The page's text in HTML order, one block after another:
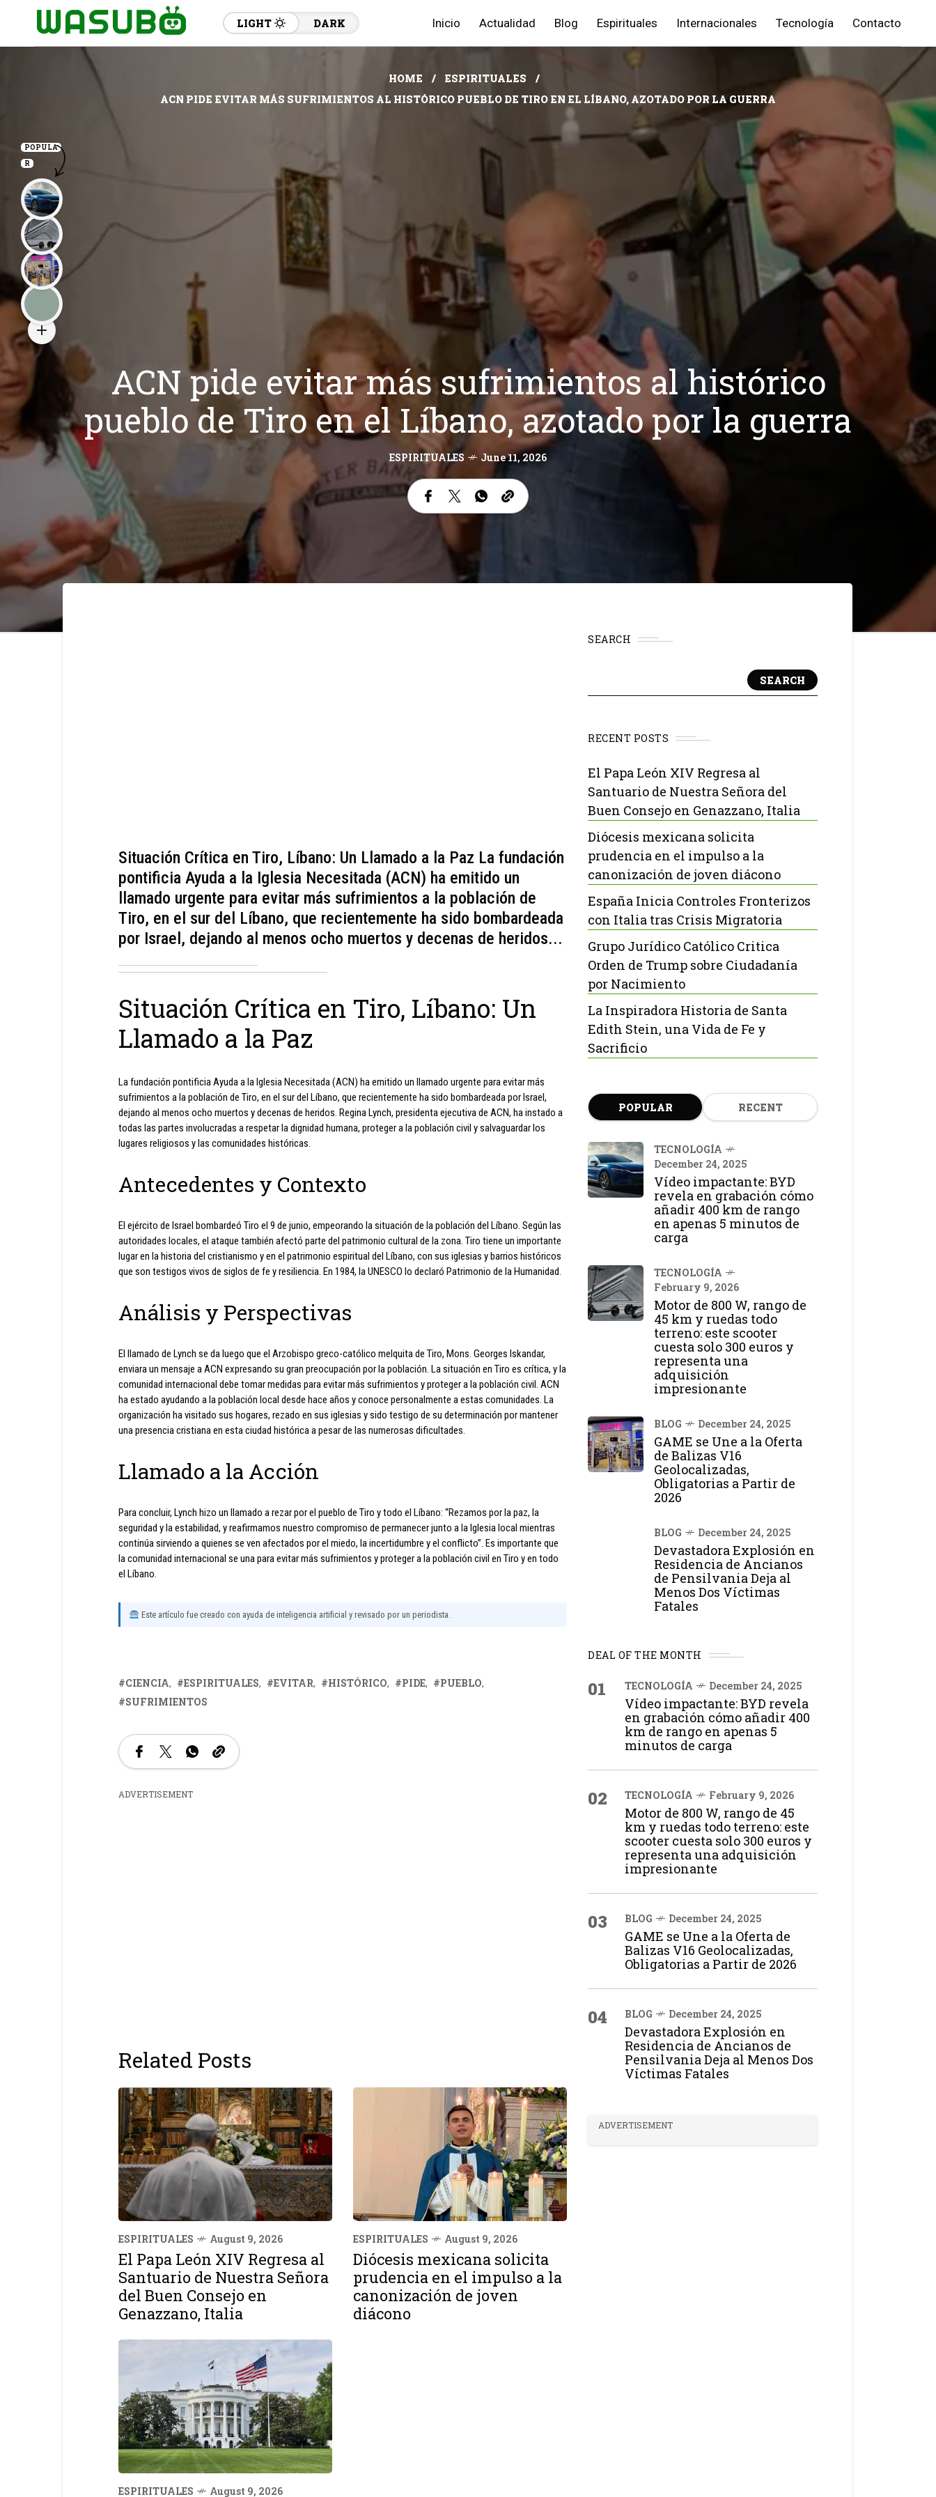
LIGHT DARK Inicio Actualidad Blog Espirituales Internacionales Tecnología Contacto
HOME
ESPIRITUALES
ACN PIDE EVITAR MÁS SUFRIMIENTOS AL HISTÓRICO PUEBLO DE TIRO EN EL LÍBANO, AZOTADO POR LA GUERRA
ACN pide evitar más sufrimientos al histórico
pueblo de Tiro en el Líbano, azotado por la guerra
ESPIRITUALES June 11, 2026
Situación Crítica en Tiro, Líbano: Un Llamado a la Paz La fundación
pontificia Ayuda a la Iglesia Necesitada (ACN) ha emitido un
llamado urgente para evitar más sufrimientos a la población de
Tiro, en el sur del Líbano, que recientemente ha sido bombardeada
por Israel, dejando al menos ocho muertos y decenas de heridos...
Situación Crítica en Tiro, Líbano: Un
Llamado a la Paz
La fundación pontificia Ayuda a la Iglesia Necesitada (ACN) ha emitido un llamado urgente para evitar más
sufrimientos a la población de Tiro, en el sur del Líbano, que recientemente ha sido bombardeada por Israel,
dejando al menos ocho muertos y decenas de heridos. Regina Lynch, presidenta ejecutiva de ACN, ha instado a
todas las partes involucradas a respetar la dignidad humana, proteger a la población civil y salvaguardar los
lugares religiosos y las comunidades históricas.
Antecedentes y Contexto
El ejército de Israel bombardeó Tiro el 9 de junio, empeorando la situación de la población del Líbano. Según las
autoridades locales, el ataque también afectó parte del patrimonio cultural de la zona. Tiro tiene un importante
lugar en la historia del cristianismo y en el patrimonio espiritual del Líbano, con sus iglesias y barrios históricos
que son testigos vivos de siglos de fe y resiliencia. En 1984, la UNESCO lo declaró Patrimonio de la Humanidad.
Análisis y Perspectivas
El llamado de Lynch se da luego que el Arzobispo greco-católico melquita de Tiro, Mons. Georges Iskandar,
enviara un mensaje a ACN expresando su gran preocupación por la población. La situación en Tiro es crítica, y la
comunidad internacional debe tomar medidas para evitar más sufrimientos y proteger a la población civil. ACN
ha estado ayudando a la población local desde hace años y conoce personalmente a estas comunidades. La
organización ha visitado sus hogares, rezado en sus iglesias y sido testigo de su determinación por mantener
una presencia cristiana en esta ciudad histórica a pesar de las numerosas dificultades.
Llamado a la Acción
Para concluir, Lynch hizo un llamado a rezar por el pueblo de Tiro y todo el Líbano: “Rezamos por la paz, la
seguridad y la estabilidad, y reafirmamos nuestro compromiso de permanecer junto a la Iglesia local mientras
continúa sirviendo a quienes se ven afectados por el miedo, la incertidumbre y el conflicto”. Es importante que
la comunidad internacional se una para evitar más sufrimientos y proteger a la población civil en Tiro y en todo
el Líbano.
Este artículo fue creado con ayuda de inteligencia artificial y revisado por un periodista.
CIENCIA ESPIRITUALES EVITAR HISTÓRICO PIDE
PUEBLO
SUFRIMIENTOS
ADVERTISEMENT
Related Posts
ESPIRITUALES August 9, 2026
El Papa León XIV Regresa al
Santuario de Nuestra Señora
del Buen Consejo en
Genazzano, Italia
ESPIRITUALES August 9, 2026
Diócesis mexicana solicita
prudencia en el impulso a la
canonización de joven
diácono
ESPIRITUALES August 9, 2026
SEARCH
SEARCH
RECENT POSTS
El Papa León XIV Regresa al
Santuario de Nuestra Señora del
Buen Consejo en Genazzano, Italia
Diócesis mexicana solicita
prudencia en el impulso a la
canonización de joven diácono
España Inicia Controles Fronterizos
con Italia tras Crisis Migratoria
Grupo Jurídico Católico Critica
Orden de Trump sobre Ciudadanía
por Nacimiento
La Inspiradora Historia de Santa
Edith Stein, una Vida de Fe y
Sacrificio
POPULAR RECENT
TECNOLOGÍA
December 24, 2025
Vídeo impactante: BYD
revela en grabación cómo
añadir 400 km de rango
en apenas 5 minutos de
carga
TECNOLOGÍA
February 9, 2026
Motor de 800 W, rango de
45 km y ruedas todo
terreno: este scooter
cuesta solo 300 euros y
representa una
adquisición
impresionante
BLOG December 24, 2025
GAME se Une a la Oferta
de Balizas V16
Geolocalizadas,
Obligatorias a Partir de
2026
BLOG December 24, 2025
Devastadora Explosión en
Residencia de Ancianos
de Pensilvania Deja al
Menos Dos Víctimas
Fatales
DEAL OF THE MONTH
01 TECNOLOGÍA December 24, 2025
Vídeo impactante: BYD revela
en grabación cómo añadir 400
km de rango en apenas 5
minutos de carga
02 TECNOLOGÍA February 9, 2026
Motor de 800 W, rango de 45
km y ruedas todo terreno: este
scooter cuesta solo 300 euros y
representa una adquisición
impresionante
03 BLOG December 24, 2025
GAME se Une a la Oferta de
Balizas V16 Geolocalizadas,
Obligatorias a Partir de 2026
04 BLOG December 24, 2025
Devastadora Explosión en
Residencia de Ancianos de
Pensilvania Deja al Menos Dos
Víctimas Fatales
ADVERTISEMENT
POPULA
R